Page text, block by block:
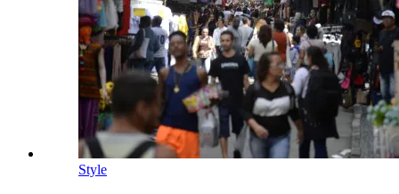
Style